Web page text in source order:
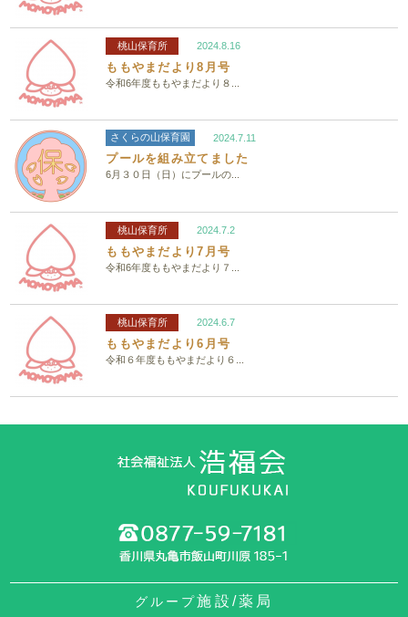
桃山保育所 2024.8.16
ももやまだより8月号
令和6年度ももやまだより８...
さくらの山保育園 2024.7.11
プールを組み立てました
6月３０日（日）にプールの...
桃山保育所 2024.7.2
ももやまだより7月号
令和6年度ももやまだより７...
桃山保育所 2024.6.7
ももやまだより6月号
令和６年度ももやまだより６...
グループ施設/薬局